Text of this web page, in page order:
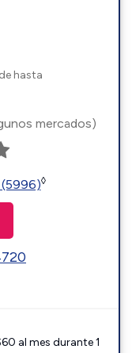
hasta
mercados)
(5996)◊
al mes durante 1